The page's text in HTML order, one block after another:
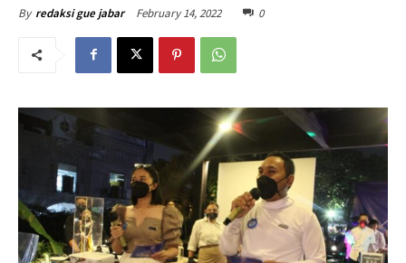
By redaksi gue jabar February 14, 2022 0